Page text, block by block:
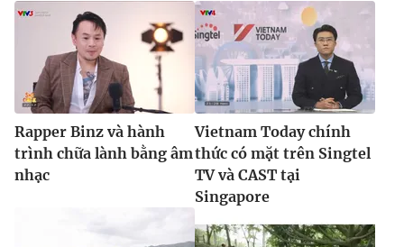
Rapper Binz và hành
trình chữa lành bằng âm
nhạc
Vietnam Today chính
thức có mặt trên Singtel
TV và CAST tại
Singapore